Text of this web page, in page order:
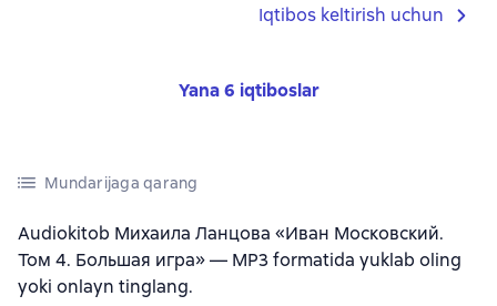
Iqtibos keltirish uchun
Yana 6 iqtiboslar
Mundarijaga qarang
Audiokitob Михаила Ланцова «Иван Московский.
Том 4. Большая игра» — MP3 formatida yuklab oling
yoki onlayn tinglang.